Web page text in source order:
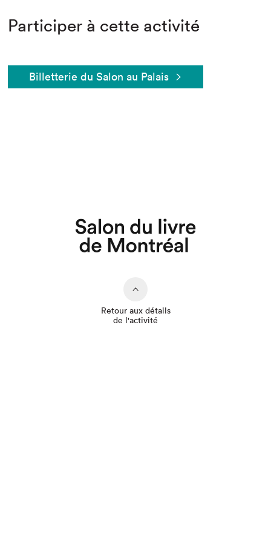
Participer à cette activité
Billetterie du Salon au Palais
Retour aux détails
de l'activité